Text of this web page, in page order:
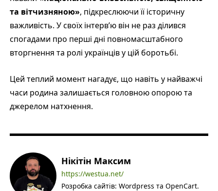
та вітчизняною», підкреслюючи її історичну
важливість. У своїх інтерв’ю він не раз ділився
спогадами про перші дні повномасштабного
вторгнення та ролі українців у цій боротьбі.
Цей теплий момент нагадує, що навіть у найважчі
часи родина залишається головною опорою та
джерелом натхнення.
Нікітін Максим
https://westua.net/
Розробка сайтів: Wordpress та OpenCart.